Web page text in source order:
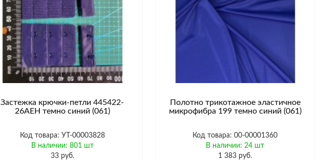
Застежка крючки-петли 445422-
26AEH темно синий (061)
Код товара: УТ-00003828
В наличии: 801 шт
33 руб.
Полотно трикотажное эластичное
микрофибра 199 темно синий (061)
Код товара: 00-00001360
В наличии: 24 шт
1 383 руб.